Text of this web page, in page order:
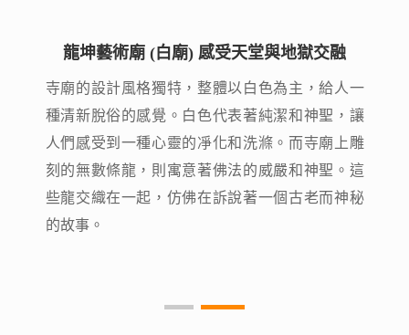
龍坤藝術廟 (白廟) 感受天堂與地獄交融
寺廟的設計風格獨特，整體以白色為主，給人一
種清新脫俗的感覺。白色代表著純潔和神聖，讓
人們感受到一種心靈的凈化和洗滌。而寺廟上雕
刻的無數條龍，則寓意著佛法的威嚴和神聖。這
些龍交織在一起，仿佛在訴說著一個古老而神秘
的故事。
龍坤藝術廟 (白廟) 感受天堂與地獄交融
寺廟的設計風格獨特，整體以白色為主，給人一
種清新脫俗的感覺。白色代表著純潔和神聖，讓
人們感受到一種心靈的凈化和洗滌。而寺廟上雕
刻的無數條龍，則寓意著佛法的威嚴和神聖。這
些龍交織在一起，仿佛在訴說著一個古老而神秘
的故事。